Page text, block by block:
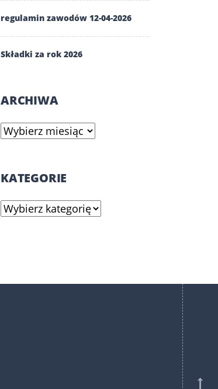
regulamin zawodów 12-04-2026
Składki za rok 2026
ARCHIWA
Archiwa
KATEGORIE
Kategorie